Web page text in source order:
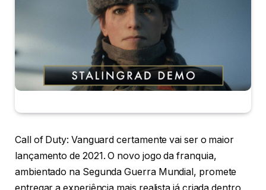
Call of Duty: Vanguard certamente vai ser o maior
lançamento de 2021. O novo jogo da franquia,
ambientado na Segunda Guerra Mundial, promete
entregar a experiência mais realista já criada dentro